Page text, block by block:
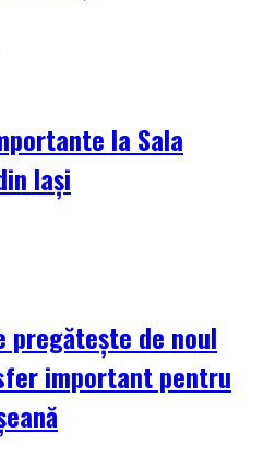
la Sala
Iași
pregătește de noul
important pentru